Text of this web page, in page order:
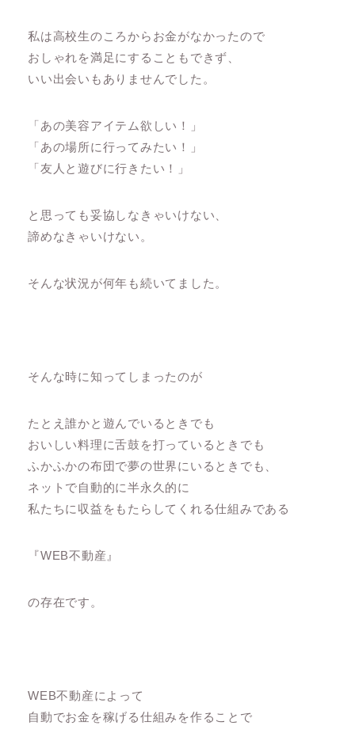
私は高校生のころからお金がなかったので
おしゃれを満足にすることもできず、
いい出会いもありませんでした。
「あの美容アイテム欲しい！」
「あの場所に行ってみたい！」
「友人と遊びに行きたい！」
と思っても妥協しなきゃいけない、
諦めなきゃいけない。
そんな状況が何年も続いてました。
そんな時に知ってしまったのが
たとえ誰かと遊んでいるときでも
おいしい料理に舌鼓を打っているときでも
ふかふかの布団で夢の世界にいるときでも、
ネットで自動的に半永久的に
私たちに収益をもたらしてくれる仕組みである
『WEB不動産』
の存在です。
WEB不動産によって
自動でお金を稼げる仕組みを作ることで